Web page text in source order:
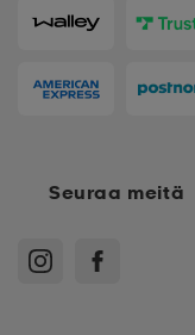
Seuraa meitä